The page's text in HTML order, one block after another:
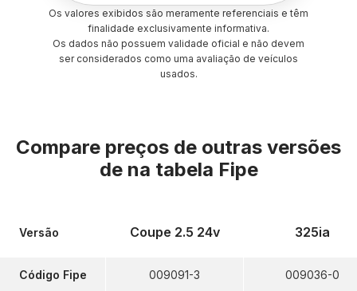
Os valores exibidos são meramente referenciais e têm
finalidade exclusivamente informativa.
Os dados não possuem validade oficial e não devem
ser considerados como uma avaliação de veículos
usados.
Compare preços de outras versões
de na tabela Fipe
Versão
Código Fipe
Coupe 2.5 24v
009091-3
325ia
009036-0